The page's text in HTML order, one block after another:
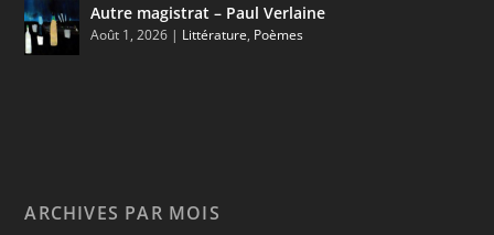
Autre magistrat – Paul Verlaine
Août 1, 2026 | Littérature, Poèmes
ARCHIVES PAR MOIS